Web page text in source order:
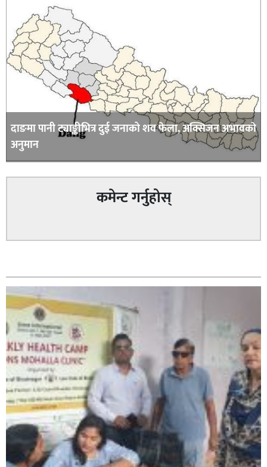
दाङमा पानी ट्याङ्कीभित्र दुई जनाको शव फेला, अक्सिजन अभावकाे
अनुमान
कमेन्ट गर्नुहोस्